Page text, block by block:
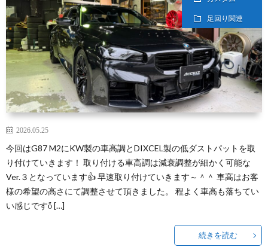
足回り関連
2026.05.25
今回はG87 M2にKW製の車高調とDIXCEL製の低ダストパットを取
り付けていきます！ 取り付ける車高調は減衰調整が細かく可能な
Ver.３となっています👍 早速取り付けていきます～＾＾ 車高はお客
様の希望の高さにて調整させて頂きました。 程よく車高も落ちてい
い感じですὄ […]
続きを読む